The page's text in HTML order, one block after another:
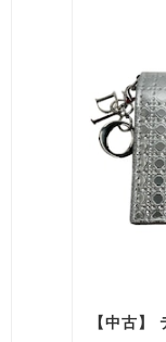
【中古】